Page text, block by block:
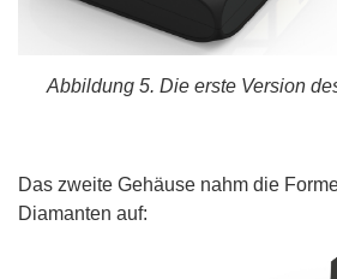
Abbildung 5. Die erste Version
Das zweite Gehäuse nahm die
Diamanten auf: